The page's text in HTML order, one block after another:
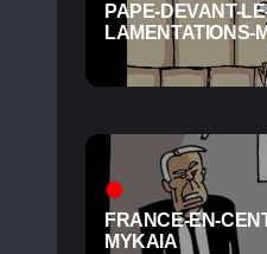
PAPE-DEVANT-
LAMENTATIONS-
FRANCE-EN-
MYKAIA